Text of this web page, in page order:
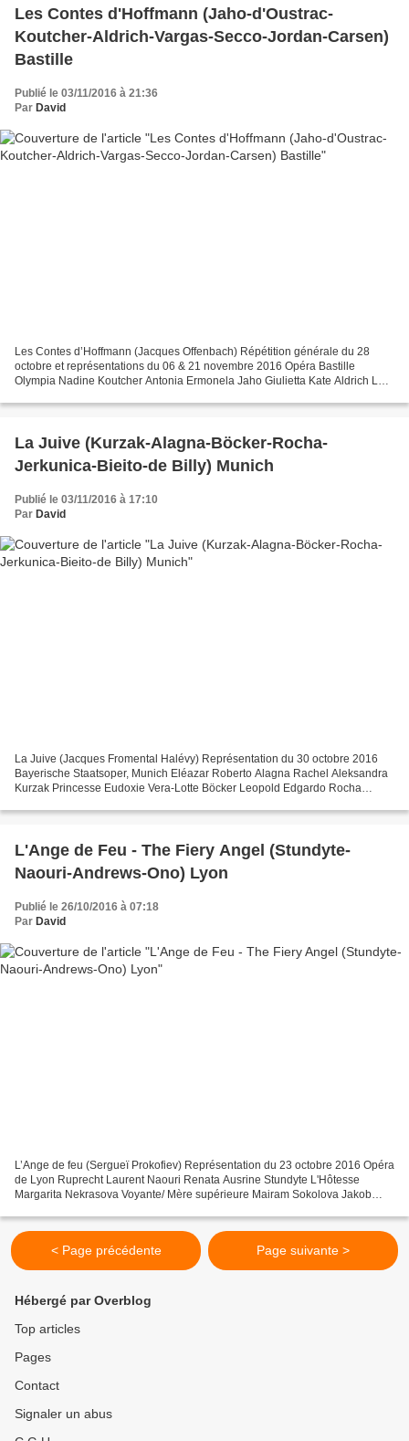
Les Contes d'Hoffmann (Jaho-d'Oustrac-
Koutcher-Aldrich-Vargas-Secco-Jordan-Carsen)
Bastille
Publié le 03/11/2016 à 21:36
Par David
Les Contes d’Hoffmann (Jacques Offenbach) Répétition générale du 28
octobre et représentations du 06 & 21 novembre 2016 Opéra Bastille
Olympia Nadine Koutcher Antonia Ermonela Jaho Giulietta Kate Aldrich La
La Juive (Kurzak-Alagna-Böcker-Rocha-
Jerkunica-Bieito-de Billy) Munich
Publié le 03/11/2016 à 17:10
Par David
La Juive (Jacques Fromental Halévy) Représentation du 30 octobre 2016
Bayerische Staatsoper, Munich Eléazar Roberto Alagna Rachel Aleksandra
Kurzak Princesse Eudoxie Vera-Lotte Böcker Leopold Edgardo Rocha
L'Ange de Feu - The Fiery Angel (Stundyte-
Naouri-Andrews-Ono) Lyon
Publié le 26/10/2016 à 07:18
Par David
L’Ange de feu (Sergueï Prokofiev) Représentation du 23 octobre 2016 Opéra
de Lyon Ruprecht Laurent Naouri Renata Ausrine Stundyte L'Hôtesse
Margarita Nekrasova Voyante/ Mère supérieure Mairam Sokolova Jakob
< Page précédente Page suivante >
Hébergé par Overblog
Top articles
Pages
Contact
Signaler un abus